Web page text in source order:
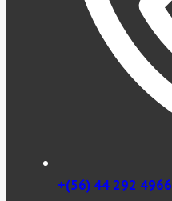
+(56) 44 292 4966